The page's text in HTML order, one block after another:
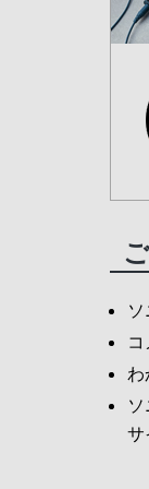
サ